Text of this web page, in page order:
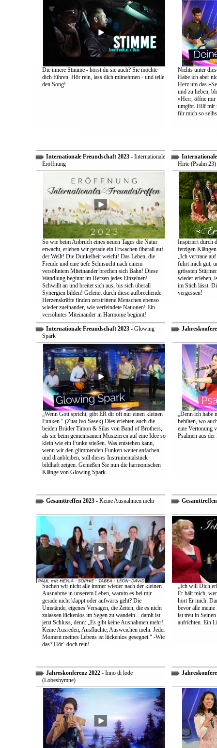
Die innere Stimme - hörst du sie auch? Sie möchte
dich führen. Hör rein, lass dich mitnehmen - und teile
den Song!
Nichts unter
Habe ich aber
Herz um das
und zu lieben,
»Herr, öffne mir
umgibt. Hilf mir
für mich so
Internationale Freundschaft 2023- Internationale
Eröffnung
So wie beim Anbruch eines neuen Tages die Natur
erwacht, erleben wir gerade ein Erwachen überall auf
der Wellt! Die Dunkelheit weicht! Das Leben, die
Freude und eine tiefe Sehnsucht nach einem
versöhntem Miteinander brechen sich Bahn! Diese
Wandlung beginnt im Herzen jedes Einzelnen!
Schwillt an und breitet sich aus, bis sich überall
Synergien bilden! Geleitet durch diese aufbrechende
Herzenskräfte finden zerstrittene Menschen ebenso
wieder zueinander, wie verfeindete Nationen! Ein
versöhntes Miteinander in Harmonie beginnt!
Hirte (Psalm 23)
Inspiriert durch
fetzigen
„Ich vertraue
führt mich gut,
grössten
wieder erleben,
im Stich lässt.
vergessen!
Internationale Freundschaft 2023- Glowing
Spark
„Wenn Gott spricht, gibt ER dir oft nur einen kleinen
Funken.“ (Zitat Ivo Sasek) Dies erlebten auch die
beiden Brüder Timon & Silas von Band of Brothers,
als sie beim gemeinsamen Musizieren auf eine Idee so
klein wie ein Funke stießen. Was entstehen kann,
wenn wir den glimmenden Funken weiter anfachen
und dranbleiben, soll dieses Instrumentalstück
bildhaft zeigen. Genießen Sie nun die harmonischen
Klänge von Glowing Spark.
„Denn ich habe
behüten, wo
eine Vertonung
Psalmen aus
Gesamttreffen 2023- Keine Ausnahmen mehr
Suchen wir nicht alle immer wieder nach der kleinen
Ausnahme in unserem Leben, warum es bei mir
gerade nicht klappt oder aufwärts geht? Die
Umstände, eigenes Versagen, die Zeiten, die es nicht
zulassen lückenlos im Segen zu wandeln…damit ist
jetzt Schluss, denn: „Es gibt keine Ausnahmen mehr!
Keine Ausreden, Ausflüchte, Ausweichen mehr. Jeder
Moment meines Lebens ist lückenlos gesegnet.“ -Wie
das? Hör´ doch rein!
„Ich will Dich
Er hält mich,
hört Er mich.
bevor alle
ist treu in
aufrichten. Ein
Jahreskonferenz 2022- Inno di lode
(Lobeshymne)